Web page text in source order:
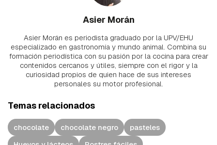
Asier Morán
Asier Morán es periodista graduado por la UPV/EHU
especializado en gastronomía y mundo animal. Combina su
formación periodística con su pasión por la cocina para crear
contenidos cercanos y útiles, siempre con el rigor y la
curiosidad propios de quien hace de sus intereses
personales su motor profesional.
Temas relacionados
chocolate chocolate negro
pasteles